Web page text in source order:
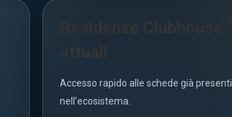
attuali
Accesso rapido alle schede già presenti
nell’ecosistema.